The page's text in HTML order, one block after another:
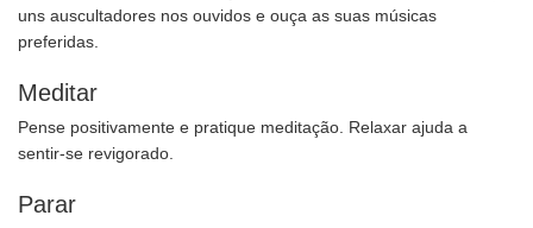
uns auscultadores nos ouvidos e ouça as suas músicas
preferidas.
Meditar
Pense positivamente e pratique meditação. Relaxar ajuda a
sentir-se revigorado.
Parar